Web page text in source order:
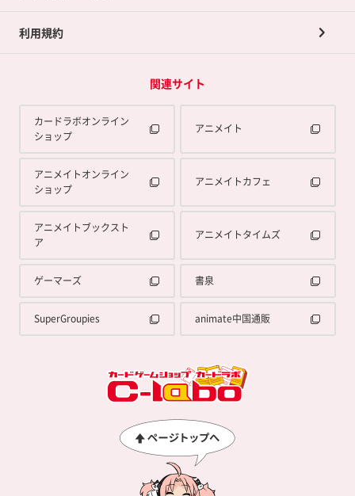
利用規約
関連サイト
カードラボオンライン
ショップ
アニメイト
アニメイトオンライン
ショップ
アニメイトカフェ
アニメイトブックスト
ア
アニメイトタイムズ
ゲーマーズ 書泉
SuperGroupies animate中国通販